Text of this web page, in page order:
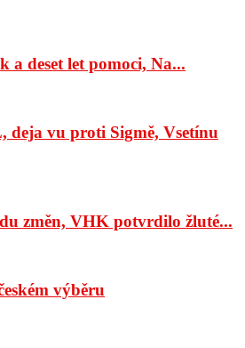
a deset let pomoci, Na...
deja vu proti Sigmě, Vsetínu
změn, VHK potvrdilo žluté...
výběru